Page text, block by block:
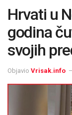
Hrvati u
godina
svojih
Objavio Vrisak.info